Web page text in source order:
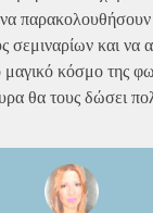
σεμιναρίων και να
μαγικό κόσμο της
θα τους δώσει